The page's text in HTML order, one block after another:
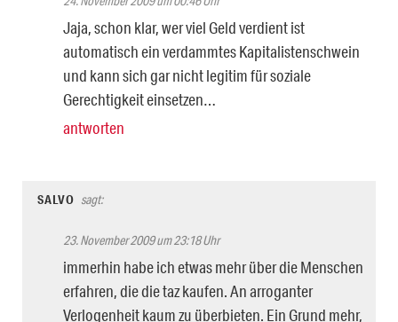
Jaja, schon klar, wer viel Geld verdient ist
automatisch ein verdammtes Kapitalistenschwein
und kann sich gar nicht legitim für soziale
Gerechtigkeit einsetzen…
antworten
SALVO sagt:
23. November 2009 um 23:18 Uhr
immerhin habe ich etwas mehr über die Menschen
erfahren, die die taz kaufen. An arroganter
Verlogenheit kaum zu überbieten. Ein Grund mehr,